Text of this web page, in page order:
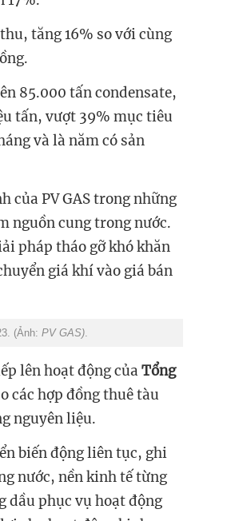
tăng 16% so với cùng
85.000 tấn condensate,
tấn, vượt 39% mục tiêu
và là năm có sản
của PV GAS trong những
nguồn cung trong nước.
pháp tháo gỡ khó khăn
giá khí vào giá bán
(Ảnh: PV GAS).
lên hoạt động của Tổng
các hợp đồng thuê tàu
nguyên liệu.
biến động liên tục, ghi
nước, nền kinh tế từng
dầu phục vụ hoạt động